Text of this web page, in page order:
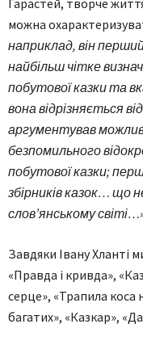
можна
наприклад, він
найбільш чітке
побутової казки та
вона відрізняється
аргументував
безпомильного
побутової казки;
збірників казок… що
слов’янському
Завдяки Івану Хланті
«Правда і кривда»,
серце», «Трапила коса
багатих», «Казкар»,